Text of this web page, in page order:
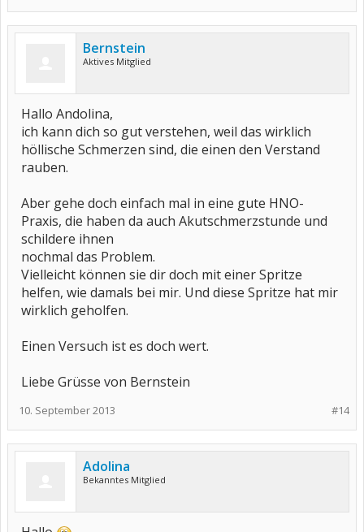
Bernstein
Aktives Mitglied
Hallo Andolina,
ich kann dich so gut verstehen, weil das wirklich
höllische Schmerzen sind, die einen den Verstand
rauben.
Aber gehe doch einfach mal in eine gute HNO-
Praxis, die haben da auch Akutschmerzstunde und
schildere ihnen
nochmal das Problem.
Vielleicht können sie dir doch mit einer Spritze
helfen, wie damals bei mir. Und diese Spritze hat mir
wirklich geholfen.
Einen Versuch ist es doch wert.
Liebe Grüsse von Bernstein
#14
10. September 2013
Adolina
Bekanntes Mitglied